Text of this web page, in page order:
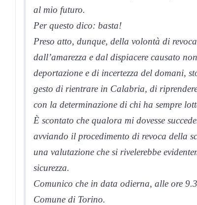
al mio futuro.
Per questo dico: basta!
Preso atto, dunque, della volontà di
dall’amarezza e dal dispiacere causato
deportazione e di incertezza del domani,
gesto di rientrare in Calabria, di
con la determinazione di chi ha sempre
È scontato che qualora mi dovesse
avviando il procedimento di revoca della
una valutazione che si rivelerebbe
sicurezza.
Comunico che in data odierna, alle ore
Comune di Torino.